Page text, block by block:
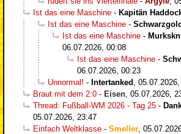
Ist das eine Maschine - Kapitän
Ist das eine Maschine - Schwarzgold
Ist das eine Maschine -
06.07.2026, 00:08
Ist das eine Maschine -
06.07.2026, 00:23
Unnormal! - Intertanked
Braut mit dem 2:0 - Eisen 05.07.2026,
Thread: Fußball-WM 2026 - Tag 25 -
05.07.2026, 23:47
Einfach Weltklasse - Smeller